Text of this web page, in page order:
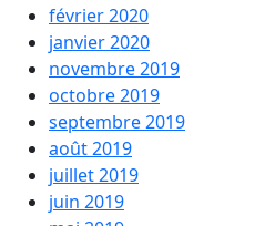
février 2020
janvier 2020
novembre 2019
octobre 2019
septembre 2019
août 2019
juillet 2019
juin 2019